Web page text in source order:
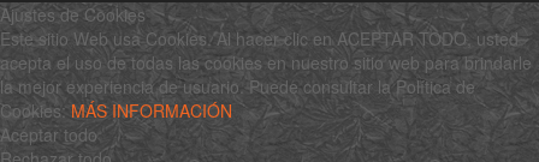
Ajustes de Cookies
Este sitio Web usa Cookies. Al hacer clic en ACEPTAR TODO, usted
acepta el uso de todas las cookies en nuestro sitio web para brindarle
la mejor experiencia de usuario. Puede consultar la Política de
Cookies: MÁS INFORMACIÓN
Aceptar todo